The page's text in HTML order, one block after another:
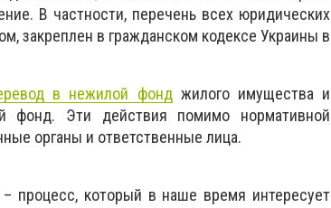
В частности, перечень всех юридических
закреплен в гражданском кодексе Украины в
в нежилой фонджилого имущества и
фонд. Эти действия помимо нормативной
органы и ответственные лица.
процесс, который в наше время интересует